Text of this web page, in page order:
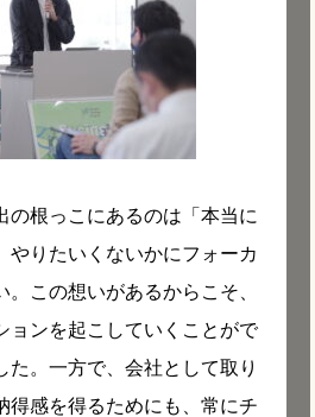
の根っこにあるのは「本当に
やりたいくないかにフォーカ
。この想いがあるからこそ、
ョンを起こしていくことがで
た。一方で、会社として取り
得感を得るためにも、常にチ